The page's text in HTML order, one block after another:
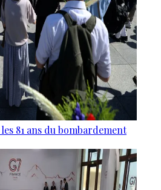
81 ans du bombardement